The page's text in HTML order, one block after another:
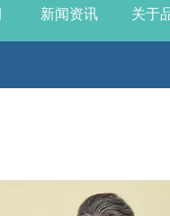
新闻资讯 关于